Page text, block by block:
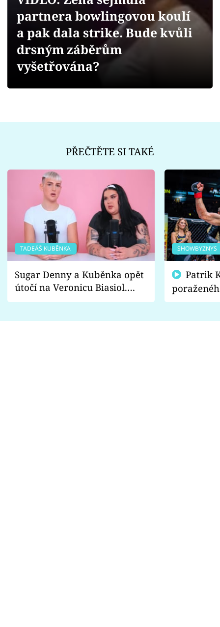
Videa
Sledujte prima+
partnera bowlingovou koulí
a pak dala strike. Bude kvůli
drsným záběrům
vyšetřována?
PŘEČTĚTE SI TAKÉ
TADEÁŠ KUBĚNKA
Sugar Denny a Kuběnka opět
útočí na Veronicu Biasiol.
Proč je podle nich falešná a
SHOWBYZNYS
fanoušci